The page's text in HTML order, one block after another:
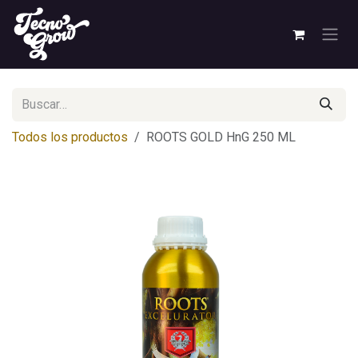
Ir al contenido
Todos los productos ROOTS GOLD HnG 250 ML